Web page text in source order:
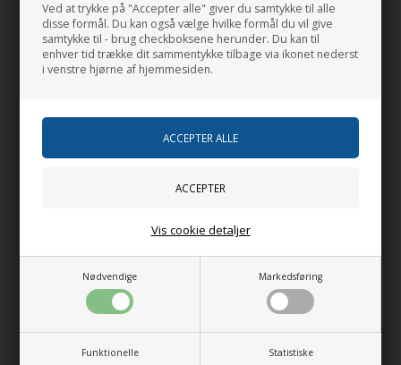
Ved at trykke på "Accepter alle" giver du samtykke til alle
disse formål. Du kan også vælge hvilke formål du vil give
samtykke til - brug checkboksene herunder. Du kan til
enhver tid trække dit sammentykke tilbage via ikonet nederst
i venstre hjørne af hjemmesiden.
Nødvendige Markedsføring
Funktionelle Statistiske
Vis cookie detaljer
Traveller Bukser I Fitted
Fit
1.050,00DKK
Klik for at se alle farver
Bukser I Modern Fit
1.050,00DKK
Klik for at se alle farver